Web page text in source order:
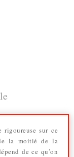
rigoureuse sur ce
la moitié de la
de ce qu’on